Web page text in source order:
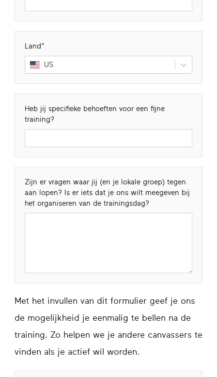
Land
US
Heb jij specifieke behoeften voor een fijne
training?
Zijn er vragen waar jij (en je lokale groep) tegen
aan lopen? Is er iets dat je ons wilt meegeven bij
het organiseren van de trainingsdag?
Met het invullen van dit formulier geef je ons
de mogelijkheid je eenmalig te bellen na de
training. Zo helpen we je andere canvassers te
vinden als je actief wil worden.